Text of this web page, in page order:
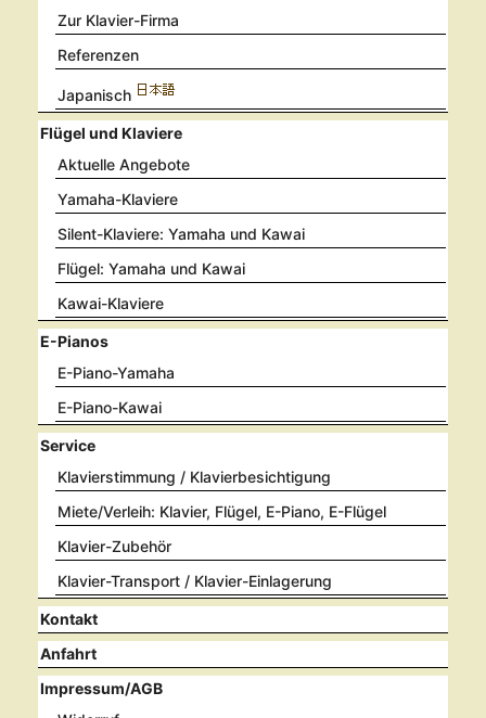
Zur Klavier-Firma
Referenzen
Japanisch
Flügel und Klaviere
Aktuelle Angebote
Yamaha-Klaviere
Silent-Klaviere: Yamaha und Kawai
Flügel: Yamaha und Kawai
Kawai-Klaviere
E-Pianos
E-Piano-Yamaha
E-Piano-Kawai
Service
Klavierstimmung / Klavierbesichtigung
Miete/Verleih: Klavier, Flügel, E-Piano, E-Flügel
Klavier-Zubehör
Klavier-Transport / Klavier-Einlagerung
Kontakt
Anfahrt
Impressum/AGB